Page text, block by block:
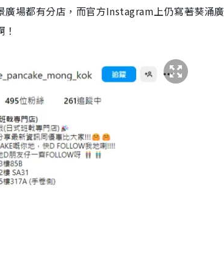
廣場都有分店，而官方Instagram上仍寫著葵涌